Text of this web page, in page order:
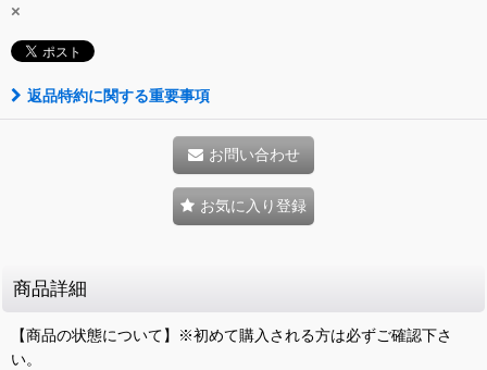
×
返品特約に関する重要事項
お問い合わせ
お気に入り登録
商品詳細
【商品の状態について】※初めて購入される方は必ずご確認下さ
い。